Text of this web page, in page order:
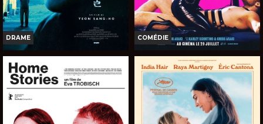
DRAME
Horaires et Infos
Bande-annonce
COMÉDIE
I WANT YOUR SEX
Horaires et Infos
Bande-annonce